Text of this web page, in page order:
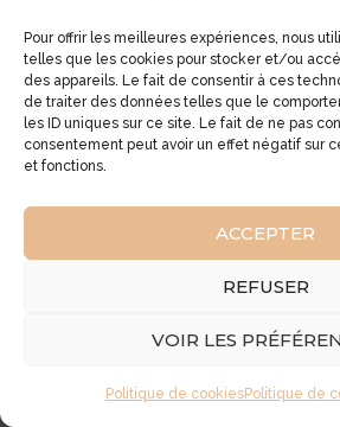
Pour offrir les meilleures expériences, nous
telles que les cookies pour stocker et/ou
des appareils. Le fait de consentir à ces
de traiter des données telles que le
les ID uniques sur ce site. Le fait de ne pas
consentement peut avoir un effet négatif sur
et fonctions.
ACCEPTER
REFUSER
VOIR LES
Politique de cookiesPolitique de